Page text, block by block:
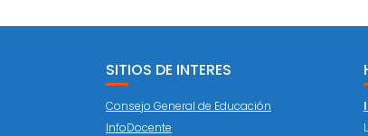
SITIOS DE INTERES
Consejo General de Educación
InfoDocente